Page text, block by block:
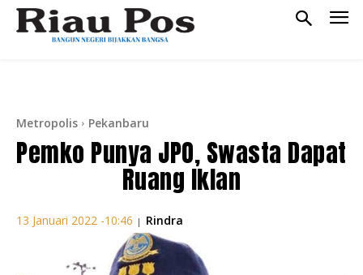
Metropolis Pekanbaru
Pemko Punya JPO, Swasta Dapat
Ruang Iklan
13 Januari 2022 -10:46 | Rindra